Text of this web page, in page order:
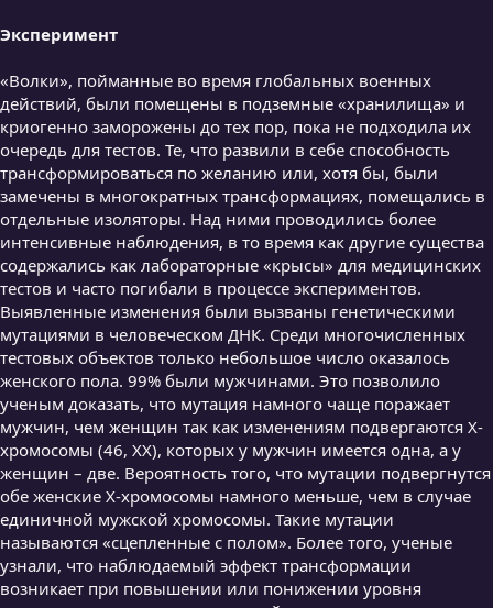
Эксперимент
«Волки», пойманные во время глобальных военных
действий, были помещены в подземные «хранилища» и
криогенно заморожены до тех пор, пока не подходила их
очередь для тестов. Те, что развили в себе способность
трансформироваться по желанию или, хотя бы, были
замечены в многократных трансформациях, помещались в
отдельные изоляторы. Над ними проводились более
интенсивные наблюдения, в то время как другие существа
содержались как лабораторные «крысы» для медицинских
тестов и часто погибали в процессе экспериментов.
Выявленные изменения были вызваны генетическими
мутациями в человеческом ДНК. Среди многочисленных
тестовых объектов только небольшое число оказалось
женского пола. 99% были мужчинами. Это позволило
ученым доказать, что мутация намного чаще поражает
мужчин, чем женщин так как изменениям подвергаются Х-
хромосомы (46, ХХ), которых у мужчин имеется одна, а у
женщин – две. Вероятность того, что мутации подвергнутся
обе женские Х-хромосомы намного меньше, чем в случае
единичной мужской хромосомы. Такие мутации
называются «сцепленные с полом». Более того, ученые
узнали, что наблюдаемый эффект трансформации
возникает при повышении или понижении уровня